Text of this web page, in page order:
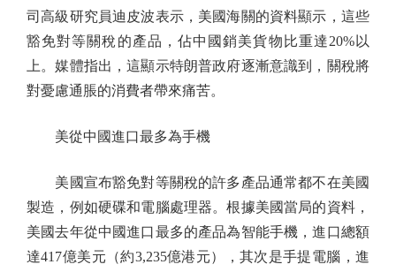
司高級研究員迪皮波表示，美國海關的資料顯示，這些
豁免對等關稅的產品，佔中國銷美貨物比重達20%以
上。媒體指出，這顯示特朗普政府逐漸意識到，關稅將
對憂慮通脹的消費者帶來痛苦。
美從中國進口最多為手機
美國宣布豁免對等關稅的許多產品通常都不在美國
製造，例如硬碟和電腦處理器。根據美國當局的資料，
美國去年從中國進口最多的產品為智能手機，進口總額
達417億美元（約3,235億港元），其次是手提電腦，進